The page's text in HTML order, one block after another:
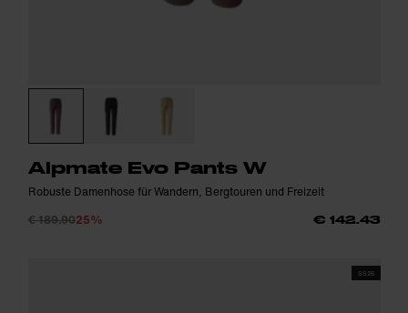
Alpmate Evo Pants W
Robuste Damenhose für Wandern, Bergtouren und Freizeit
€ 189.9025% € 142.43
SS26